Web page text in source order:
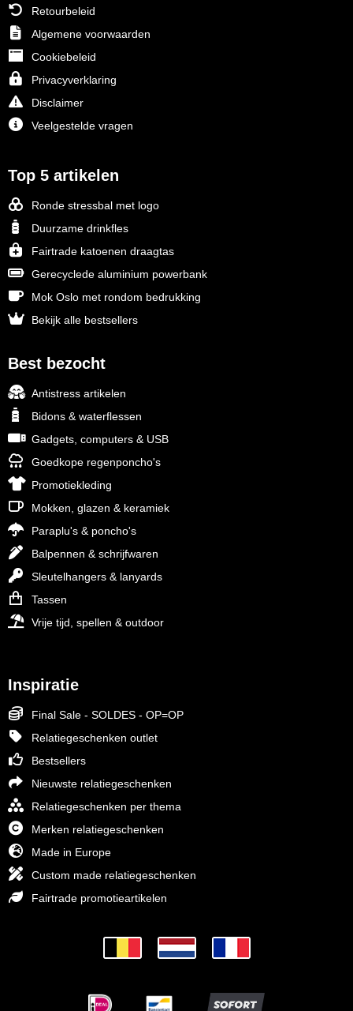
Retourbeleid
Algemene voorwaarden
Cookiebeleid
Privacyverklaring
Disclaimer
Veelgestelde vragen
Top 5 artikelen
Ronde stressbal met logo
Duurzame drinkfles
Fairtrade katoenen draagtas
Gerecyclede aluminium powerbank
Mok Oslo met rondom bedrukking
Bekijk alle bestsellers
Best bezocht
Antistress artikelen
Bidons & waterflessen
Gadgets, computers & USB
Goedkope regenponcho's
Promotiekleding
Mokken, glazen & keramiek
Paraplu's & poncho's
Balpennen & schrijfwaren
Sleutelhangers & lanyards
Tassen
Vrije tijd, spellen & outdoor
Inspiratie
Final Sale - SOLDES - OP=OP
Relatiegeschenken outlet
Bestsellers
Nieuwste relatiegeschenken
Relatiegeschenken per thema
Merken relatiegeschenken
Made in Europe
Custom made relatiegeschenken
Fairtrade promotieartikelen